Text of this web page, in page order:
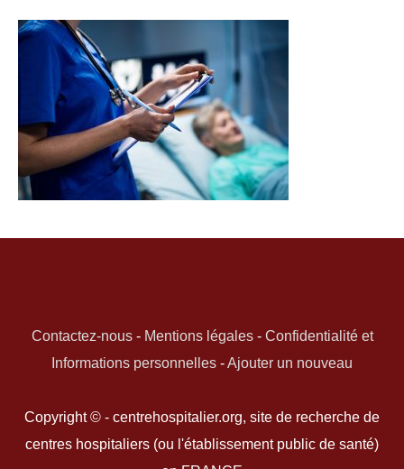
Contactez-nous- Mentions légales- Confidentialité et
Informations personnelles -Ajouter un nouveau
Copyright © - centrehospitalier.org, site de recherche de
centres hospitaliers (ou l'établissement public de santé)